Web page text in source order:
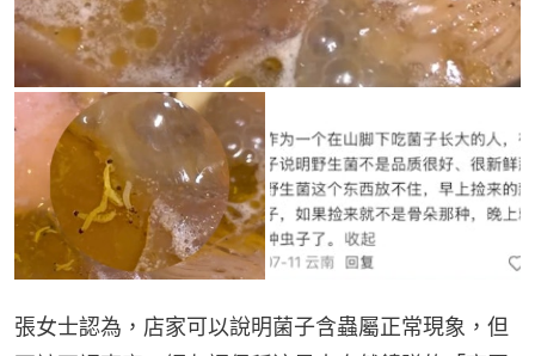
張女士認為，店家可以說明菌子含蟲屬正常現象，但